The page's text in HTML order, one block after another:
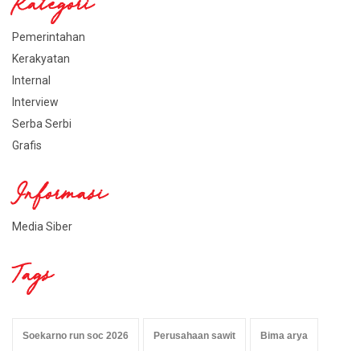
Kategori
Pemerintahan
Kerakyatan
Internal
Interview
Serba Serbi
Grafis
Informasi
Media Siber
Tags
Soekarno run soc 2026 Perusahaan sawit Bima arya